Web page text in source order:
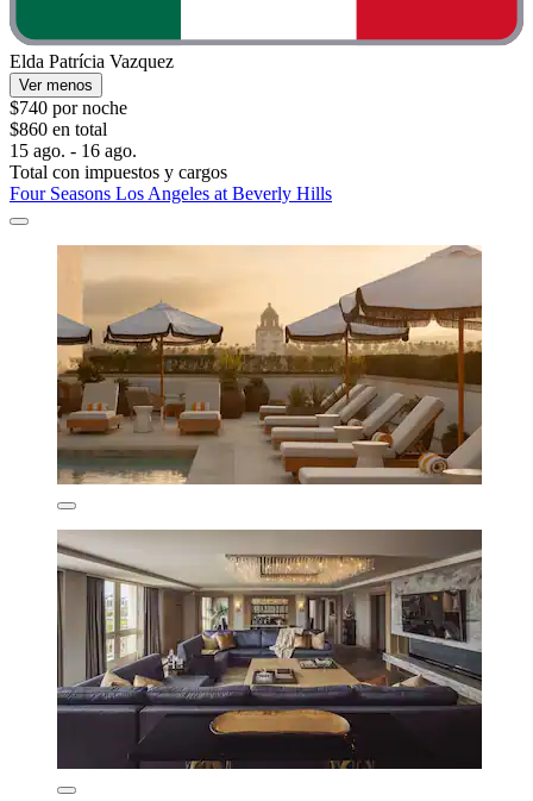
Elda Patrícia Vazquez
Ver menos
$740 por noche
$860 en total
15 ago. - 16 ago.
Total con impuestos y cargos
Four Seasons Los Angeles at Beverly Hills